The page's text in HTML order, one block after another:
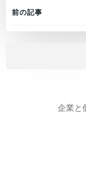
Post
前の記事
企業と